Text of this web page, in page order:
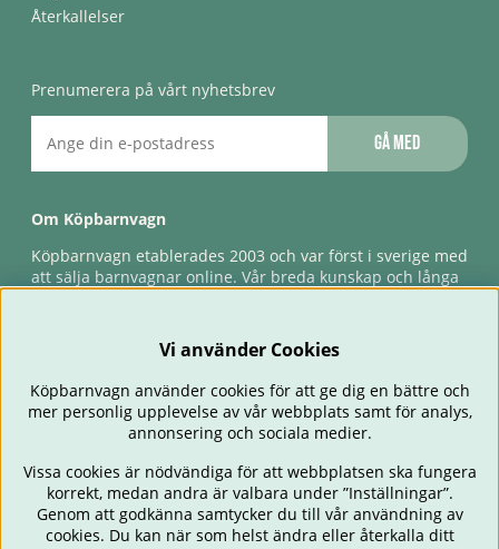
Återkallelser
Prenumerera på vårt nyhetsbrev
Gå med
Om Köpbarnvagn
Köpbarnvagn etablerades 2003 och var först i sverige med
att sälja barnvagnar online. Vår breda kunskap och långa
förlossningsgaranti & förlängd ångerrätt.
BARNVAGNAR BILSTOLAR BABY ÄTA & MATA RESA
Vi använder Cookies
Köpbarnvagn använder cookies för att ge dig en bättre och
mer personlig upplevelse av vår webbplats samt för analys,
annonsering och sociala medier.
Vissa cookies är nödvändiga för att webbplatsen ska fungera
korrekt, medan andra är valbara under ”Inställningar”.
Genom att godkänna samtycker du till vår användning av
cookies. Du kan när som helst ändra eller återkalla ditt